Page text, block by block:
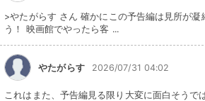
>やたがらす さん 確かにこの予告編は見所が凝
う！ 映画館でやったら客 ...
やたがらす 2026/07/31 04:02
これはまた、予告編見る限り大変に面白そうで